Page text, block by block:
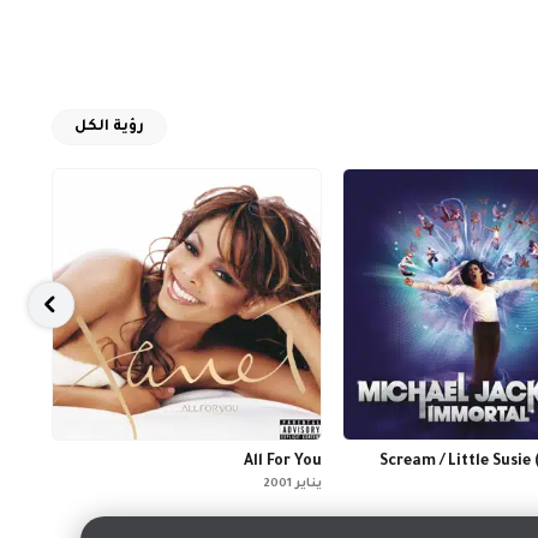
رؤية الكل
Scream / Little
All For You
يناير 2001